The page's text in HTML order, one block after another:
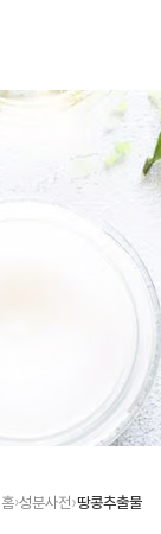
홈 성분사전 땅콩추출물